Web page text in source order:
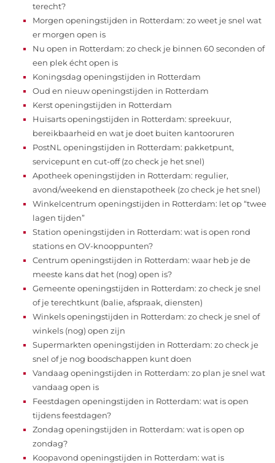
terecht?
Morgen openingstijden in Rotterdam: zo weet je snel wat
er morgen open is
Nu open in Rotterdam: zo check je binnen 60 seconden of
een plek écht open is
Koningsdag openingstijden in Rotterdam
Oud en nieuw openingstijden in Rotterdam
Kerst openingstijden in Rotterdam
Huisarts openingstijden in Rotterdam: spreekuur,
bereikbaarheid en wat je doet buiten kantooruren
PostNL openingstijden in Rotterdam: pakketpunt,
servicepunt en cut-off (zo check je het snel)
Apotheek openingstijden in Rotterdam: regulier,
avond/weekend en dienstapotheek (zo check je het snel)
Winkelcentrum openingstijden in Rotterdam: let op “twee
lagen tijden”
Station openingstijden in Rotterdam: wat is open rond
stations en OV-knooppunten?
Centrum openingstijden in Rotterdam: waar heb je de
meeste kans dat het (nog) open is?
Gemeente openingstijden in Rotterdam: zo check je snel
of je terechtkunt (balie, afspraak, diensten)
Winkels openingstijden in Rotterdam: zo check je snel of
winkels (nog) open zijn
Supermarkten openingstijden in Rotterdam: zo check je
snel of je nog boodschappen kunt doen
Vandaag openingstijden in Rotterdam: zo plan je snel wat
vandaag open is
Feestdagen openingstijden in Rotterdam: wat is open
tijdens feestdagen?
Zondag openingstijden in Rotterdam: wat is open op
zondag?
Koopavond openingstijden in Rotterdam: wat is